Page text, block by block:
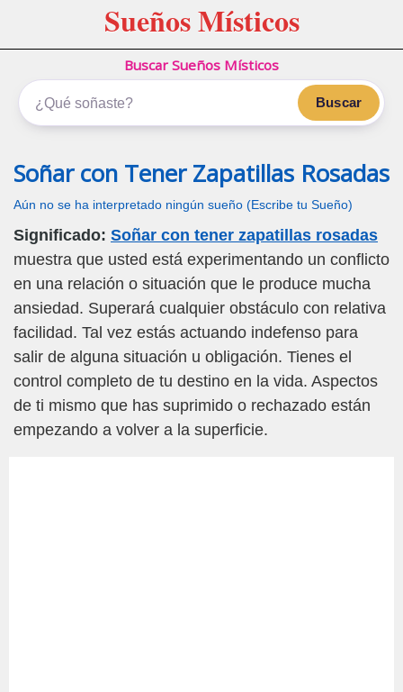
Sueños Místicos
Buscar Sueños Místicos
Buscar
Soñar con Tener Zapatillas Rosadas
Aún no se ha interpretado ningún sueño (Escribe tu Sueño)
Significado: Soñar con tener zapatillas rosadas
muestra que usted está experimentando un conflicto
en una relación o situación que le produce mucha
ansiedad. Superará cualquier obstáculo con relativa
facilidad. Tal vez estás actuando indefenso para
salir de alguna situación u obligación. Tienes el
control completo de tu destino en la vida. Aspectos
de ti mismo que has suprimido o rechazado están
empezando a volver a la superficie.